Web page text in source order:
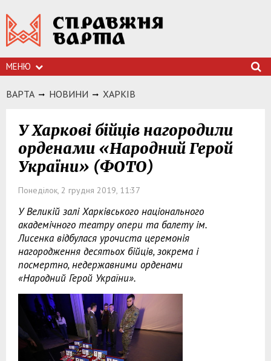
МЕНЮ
ВАРТА НОВИНИ ХАРКIВ
У Харкові бійців нагородили
орденами «Народний Герой
України» (ФОТО)
Понеділок, 2 грудня 2019, 11:37
У Великій залі Харківського національного
академічного театру опери та балету ім.
Лисенка відбулася урочиста церемонія
нагородження десятьох бійців, зокрема і
посмертно, недержавними орденами
«Народний Герой України».